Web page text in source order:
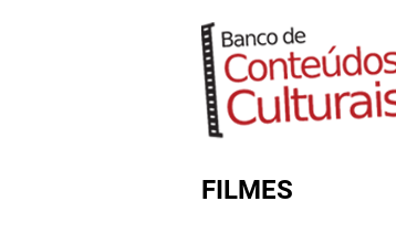
FILMES